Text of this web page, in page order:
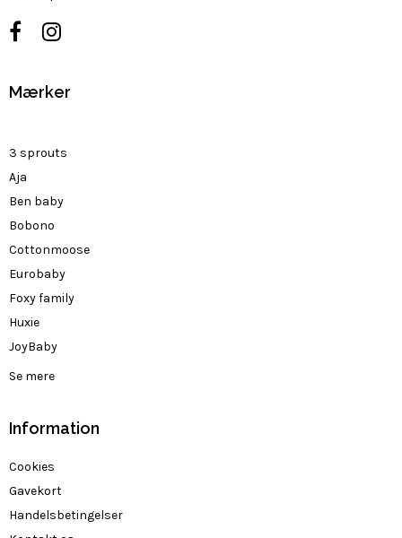
Mærker
3 sprouts
Aja
Ben baby
Bobono
Cottonmoose
Eurobaby
Foxy family
Huxie
JoyBaby
Se mere
Information
Cookies
Gavekort
Handelsbetingelser